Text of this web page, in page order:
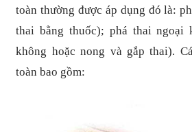
toàn thường được áp dụng đó là:
thai bằng thuốc); phá thai ngoại
không hoặc nong và gắp thai).
toàn bao gồm: